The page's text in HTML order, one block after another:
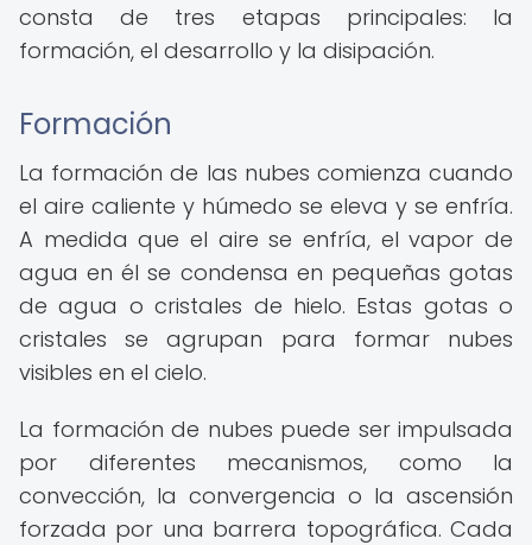
consta de tres etapas principales: la
formación, el desarrollo y la disipación.
Formación
La formación de las nubes comienza cuando
el aire caliente y húmedo se eleva y se enfría.
A medida que el aire se enfría, el vapor de
agua en él se condensa en pequeñas gotas
de agua o cristales de hielo. Estas gotas o
cristales se agrupan para formar nubes
visibles en el cielo.
La formación de nubes puede ser impulsada
por diferentes mecanismos, como la
convección, la convergencia o la ascensión
forzada por una barrera topográfica. Cada